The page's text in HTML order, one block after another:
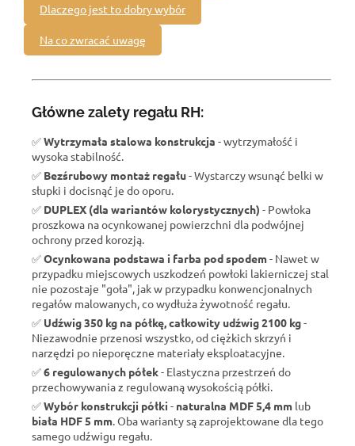
Dlaczego jest to dobry wybór
Na co zwracać uwagę
Główne zalety regału RH:
✅Wytrzymała stalowa konstrukcja - wytrzymałość i
wysoka stabilność.
✅ Bezśrubowy montaż regału- Wystarczy wsunąć belki w
słupki i docisnąć je do oporu.
✅ DUPLEX (dla wariantów kolorystycznych) - Powłoka
proszkowa na ocynkowanej powierzchni dla podwójnej
ochrony przed korozją.
✅Ocynkowana podstawa i farba pod spodem- Nawet w
przypadku miejscowych uszkodzeń powłoki lakierniczej stal
nie pozostaje "goła", jak w przypadku konwencjonalnych
regałów malowanych, co wydłuża żywotność regału.
✅ Udźwig 350 kg na półkę, całkowity udźwig 2100 kg-
Niezawodnie przenosi wszystko, od ciężkich skrzyń i
narzędzi po nieporęczne materiały eksploatacyjne.
✅6 regulowanych półek- Elastyczna przestrzeń do
przechowywania z regulowaną wysokością półki.
✅Wybór konstrukcji półki - naturalna MDF 5,4 mm lub
biała HDF 5 mm . Oba warianty są zaprojektowane dla tego
samego udźwigu regału.